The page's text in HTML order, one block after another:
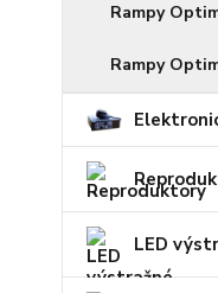
Rampy
Rampy
LED